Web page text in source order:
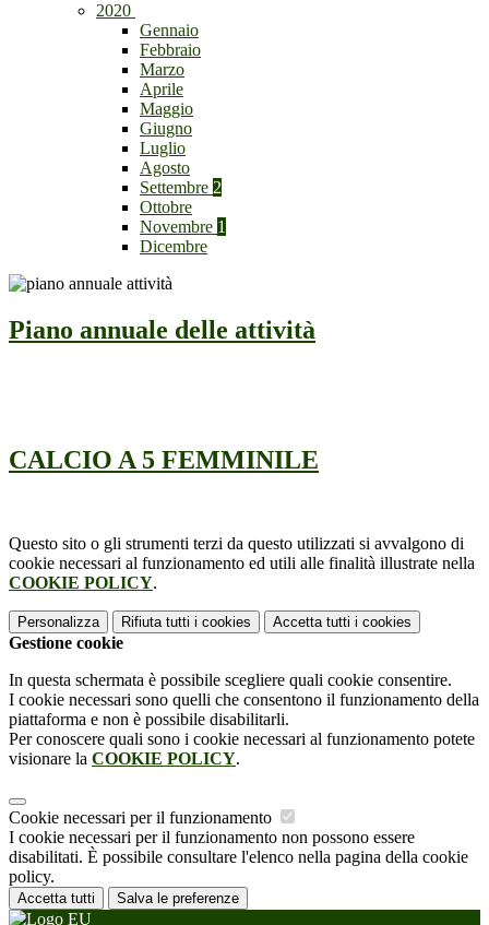
2020
Gennaio
Febbraio
Marzo
Aprile
Maggio
Giugno
Luglio
Agosto
Settembre 2
Ottobre
Novembre 1
Dicembre
Piano annuale delle attività
CALCIO A 5 FEMMINILE
Questo sito o gli strumenti terzi da questo utilizzati si avvalgono di
cookie necessari al funzionamento ed utili alle finalità illustrate nella
COOKIE POLICY.
Personalizza Rifiuta tutti i cookies Accetta tutti i cookies
Gestione cookie
In questa schermata è possibile scegliere quali cookie consentire.
I cookie necessari sono quelli che consentono il funzionamento della
piattaforma e non è possibile disabilitarli.
Per conoscere quali sono i cookie necessari al funzionamento potete
visionare la COOKIE POLICY.
Cookie necessari per il funzionamento
I cookie necessari per il funzionamento non possono essere
disabilitati. È possibile consultare l'elenco nella pagina della cookie
policy.
Accetta tutti Salva le preferenze